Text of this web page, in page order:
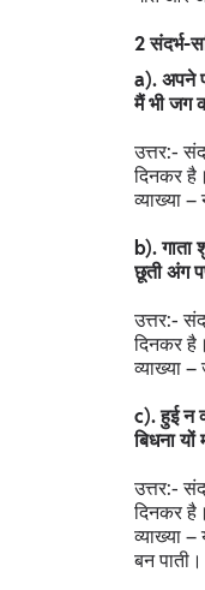
2 संदर्भ-
a). अपने
मैं भी जग
उत्तर:-
दिनकर है।
व्याख्या
b).
छूती अंग
उत्तर:-
दिनकर है।
व्याख्या
c). हुई न
बिधना
उत्तर:-
दिनकर है।
व्याख्या
बन पाती।